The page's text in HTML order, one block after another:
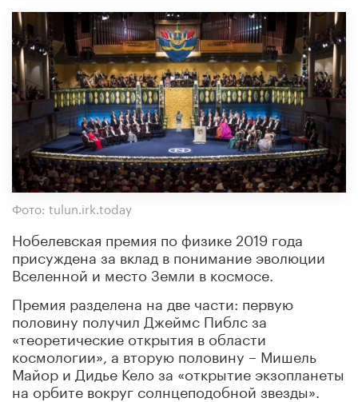
Фото: tulun.irk.today
Нобелевская премия по физике 2019 года
присуждена за вклад в понимание эволюции
Вселенной и место Земли в космосе.
Премия разделена на две части: первую
половину получил Джеймс Пиблс за
«теоретические открытия в области
космологии», а вторую половину – Мишель
Майор и Дидье Кело за «открытие экзопланеты
на орбите вокруг солнцеподобной звезды».